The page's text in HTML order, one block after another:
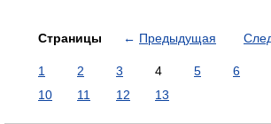
Страницы ← Предыдущая
1 2 3 4 5 6
10
11 12 13